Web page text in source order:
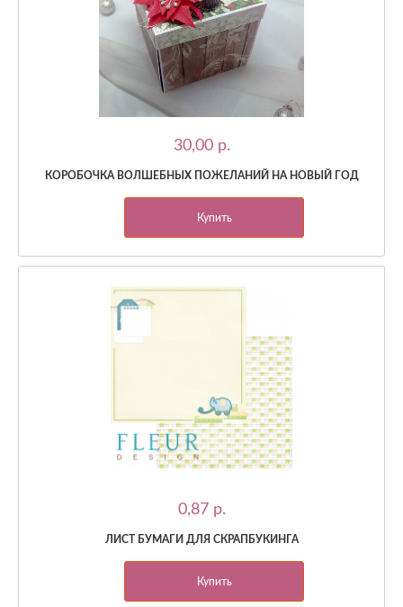
30,00 p.
КОРОБОЧКА ВОЛШЕБНЫХ ПОЖЕЛАНИЙ НА НОВЫЙ ГОД
Купить
0,87 p.
ЛИСТ БУМАГИ ДЛЯ СКРАПБУКИНГА
Купить